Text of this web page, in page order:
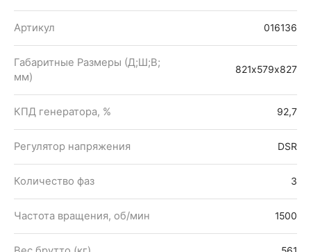
Артикул 016136
Габаритные Размеры (Д;Ш;В;
мм)
821х579х827
КПД генератора, % 92,7
Регулятор напряжения DSR
Количество фаз 3
Частота вращения, об/мин 1500